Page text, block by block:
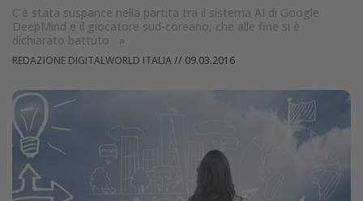
C’è stata suspance nella partita tra il sistema AI di Google
DeepMind e il giocatore sud-coreano, che alle fine si è
dichiarato battuto
»
REDAZIONE DIGITALWORLD ITALIA// 09.03.2016